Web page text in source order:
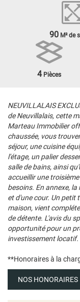
90M² de
4Pièces
NEUVILLALAIS
de Neuvillalais, cette
Marteau Immobilier
chaussée, vous
séjour, une cuisine
l'étage, un palier
salle de bains, ainsi
accueillir une
besoins. En annexe,
et d'une cour. Un petit
maison, vient
de détente. L'avis du
opportunité pour un
investissement locatif.
**Honoraires à la
NOS HONORAIRES